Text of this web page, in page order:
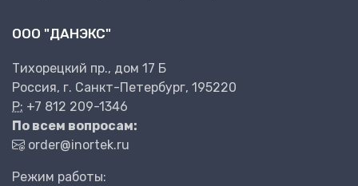
ООО "ДАНЭКС"
Тихорецкий пр., дом 17 Б
Россия, г. Санкт-Петербург, 195220
P: +7 812 209-1346
По всем вопросам:
order@inortek.ru
Режим работы: